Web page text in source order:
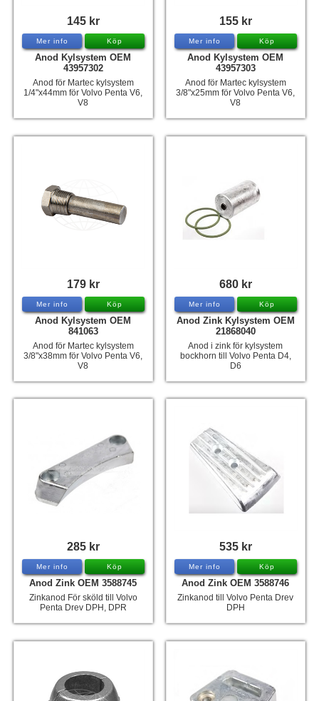
145 kr
Mer info Köp
Anod Kylsystem OEM
43957302
Anod för Martec kylsystem
1/4"x44mm för Volvo Penta V6,
V8
155 kr
Mer info Köp
Anod Kylsystem OEM
43957303
Anod för Martec kylsystem
3/8"x25mm för Volvo Penta V6,
V8
179 kr
Mer info Köp
Anod Kylsystem OEM
841063
Anod för Martec kylsystem
3/8"x38mm för Volvo Penta V6,
V8
680 kr
Mer info Köp
Anod Zink Kylsystem OEM
21868040
Anod i zink för kylsystem
bockhorn till Volvo Penta D4,
D6
285 kr
Mer info Köp
Anod Zink OEM 3588745
Zinkanod För sköld till Volvo
Penta Drev DPH, DPR
535 kr
Mer info Köp
Anod Zink OEM 3588746
Zinkanod till Volvo Penta Drev
DPH